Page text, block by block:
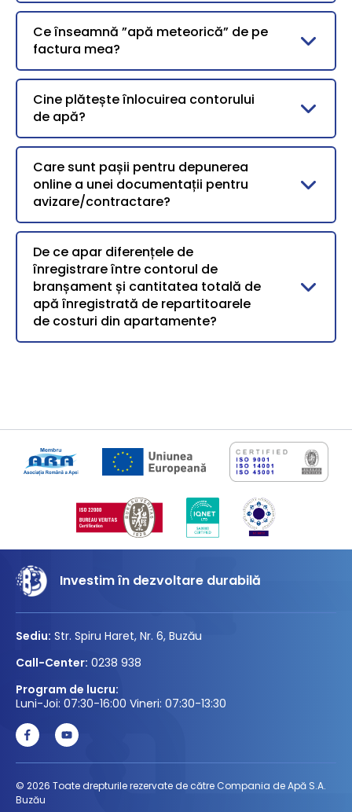
Ce înseamnă ”apă meteorică” de pe
factura mea?
Cine plătește înlocuirea contorului
de apă?
Care sunt pașii pentru depunerea
online a unei documentații pentru
avizare/contractare?
De ce apar diferențele de
înregistrare între contorul de
branșament și cantitatea totală de
apă înregistrată de repartitoarele
de costuri din apartamente?
Investim în dezvoltare durabilă
Sediu: Str. Spiru Haret, Nr. 6, Buzău
Call-Center: 0238 938
Program de lucru:
Luni-Joi: 07:30-16:00 Vineri: 07:30-13:30
© 2026 Toate drepturile rezervate de către Compania de Apă S.A.
Buzău